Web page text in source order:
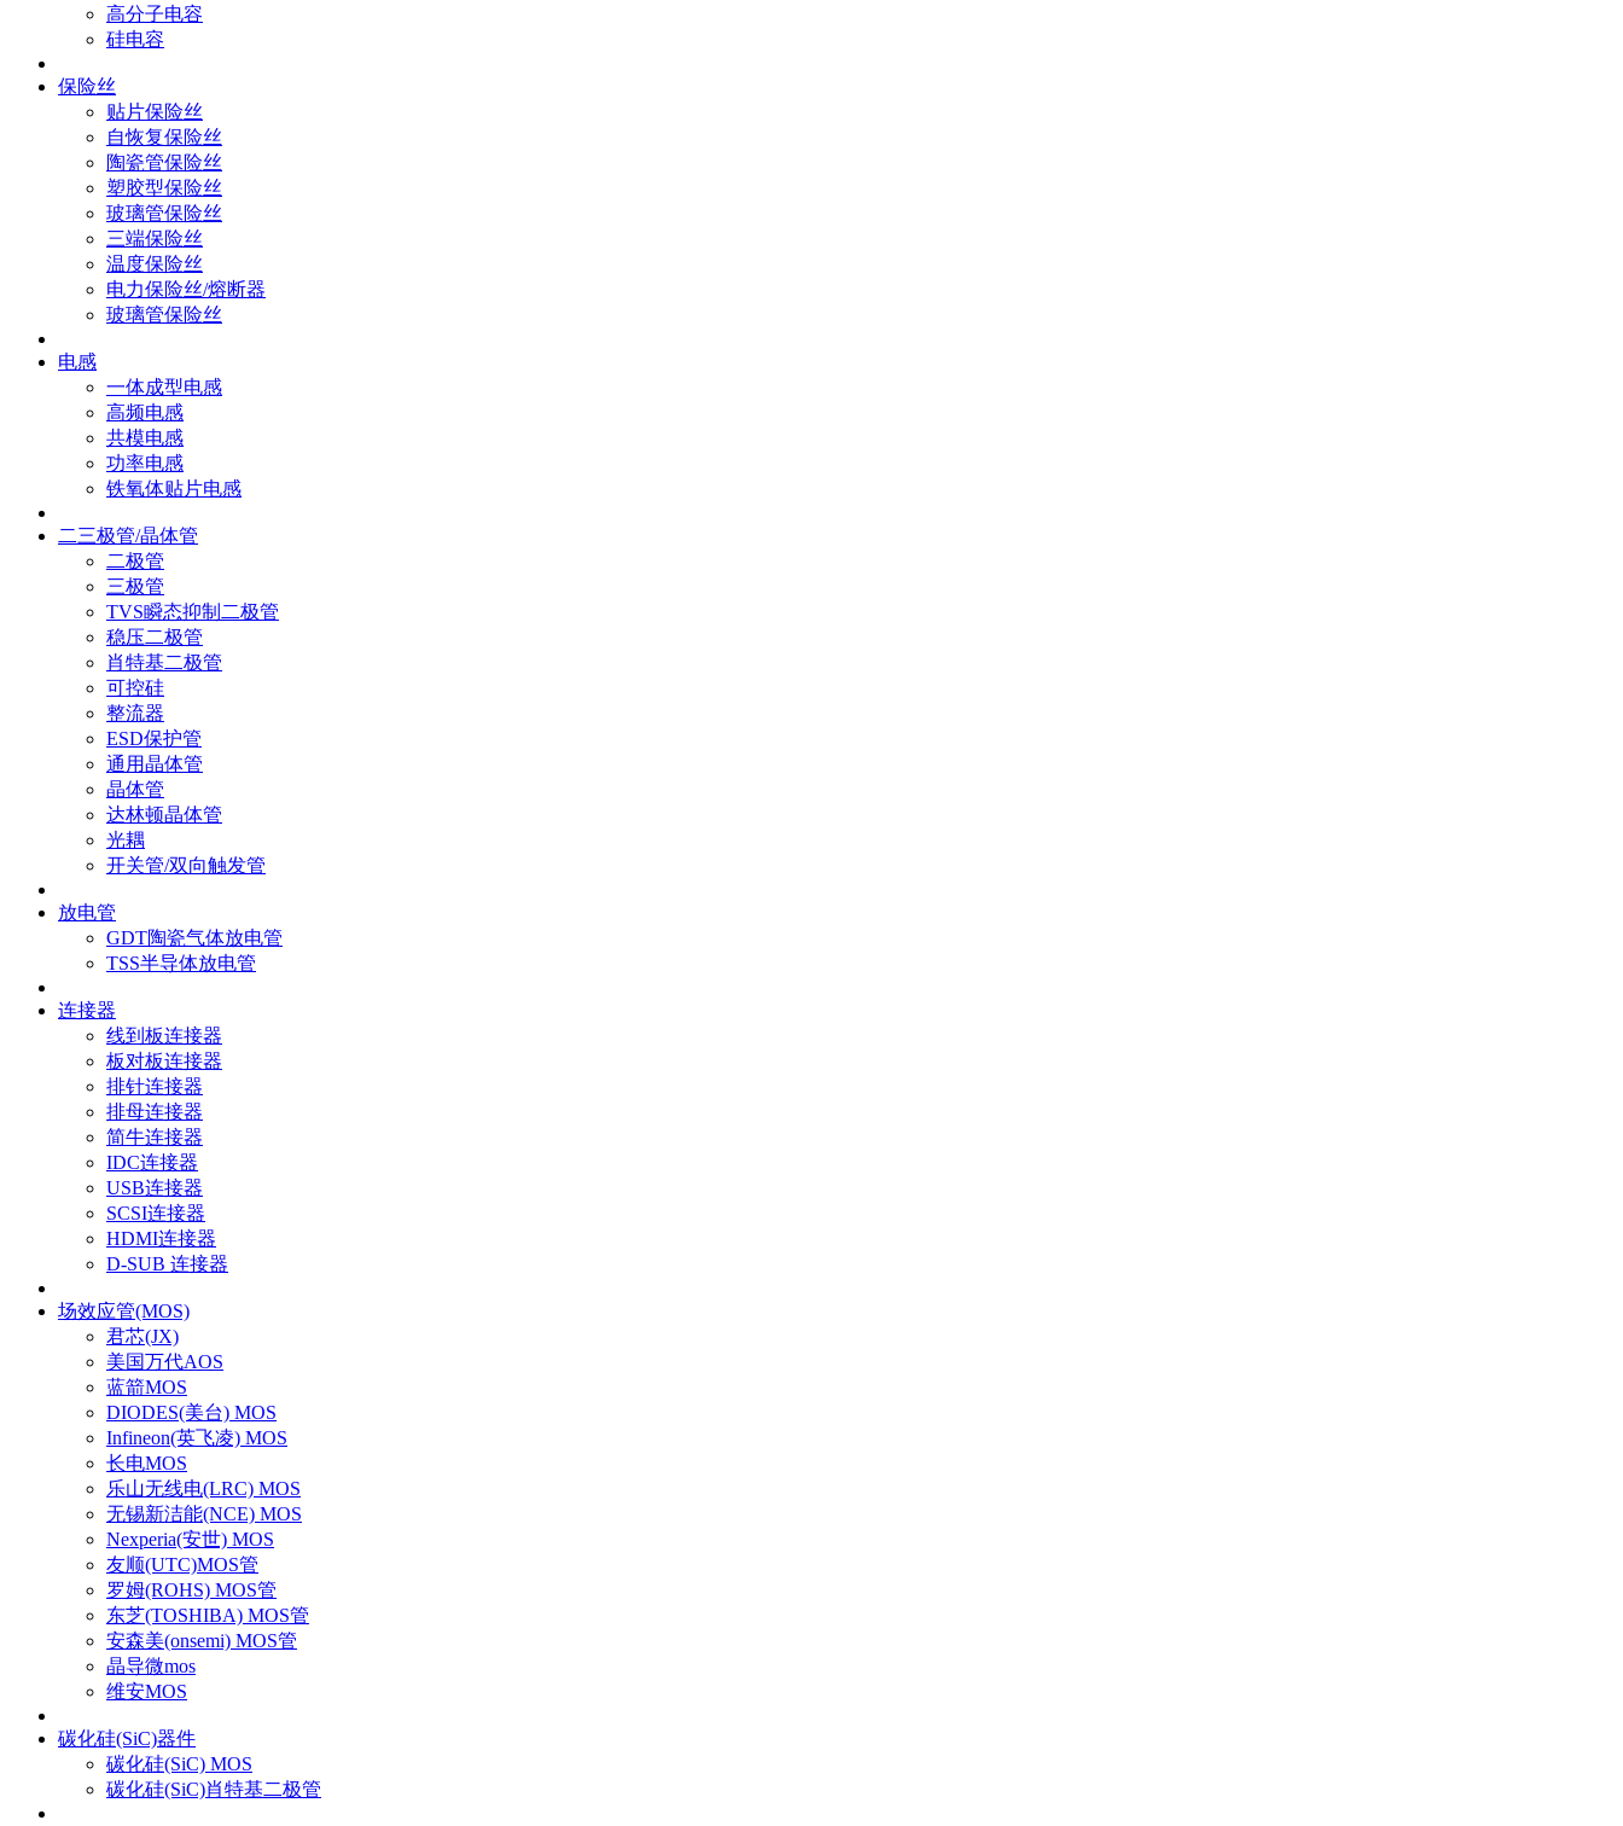
高分子电容
硅电容
保险丝
贴片保险丝
自恢复保险丝
陶瓷管保险丝
塑胶型保险丝
玻璃管保险丝
三端保险丝
温度保险丝
电力保险丝/熔断器
玻璃管保险丝
电感
一体成型电感
高频电感
共模电感
功率电感
铁氧体贴片电感
二三极管/晶体管
二极管
三极管
TVS瞬态抑制二极管
稳压二极管
肖特基二极管
可控硅
整流器
ESD保护管
通用晶体管
晶体管
达林顿晶体管
光耦
开关管/双向触发管
放电管
GDT陶瓷气体放电管
TSS半导体放电管
连接器
线到板连接器
板对板连接器
排针连接器
排母连接器
简牛连接器
IDC连接器
USB连接器
SCSI连接器
HDMI连接器
D-SUB 连接器
场效应管(MOS)
君芯(JX)
美国万代AOS
蓝箭MOS
DIODES(美台) MOS
Infineon(英飞凌) MOS
长电MOS
乐山无线电(LRC) MOS
无锡新洁能(NCE) MOS
Nexperia(安世) MOS
友顺(UTC)MOS管
罗姆(ROHS) MOS管
东芝(TOSHIBA) MOS管
安森美(onsemi) MOS管
晶导微mos
维安MOS
碳化硅(SiC)器件
碳化硅(SiC) MOS
碳化硅(SiC)肖特基二极管